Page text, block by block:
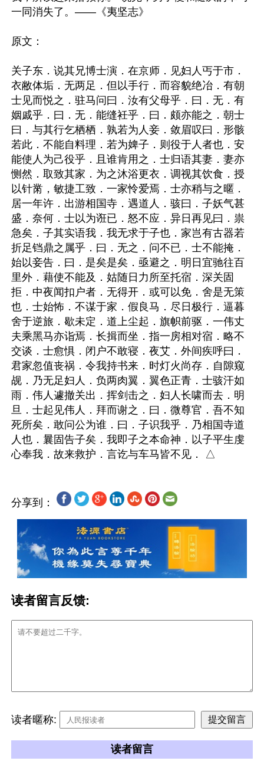
一同消失了。——《夷坚志》
原文：
关子东．说其兄博士演．在京师．见妇人丐于市．
衣敝体垢．无两足．但以手行．而容貌绝冶．有朝
士见而悦之．驻马问曰．汝有父母乎．曰．无．有
姻戚乎．曰．无．能缝衽乎．曰．颇亦能之．朝士
曰．与其行乞栖栖．孰若为人妾．敛眉叹曰．形骸
若此．不能自料理．若为婢子．则役于人者也．安
能使人为己役乎．且谁肯用之．士归语其妻．妻亦
恻然．取致其家．为之沐浴更衣．调视其饮食．授
以针黹，敏捷工致．一家怜爱焉．士亦稍与之暱．
居一年许．出游相国寺．遇道人．骇曰．子妖气甚
盛．奈何．士以为诳已．怒不应．异日再见曰．祟
急矣．子其实语我．我无求于子也．家岂有古器若
折足铛鼎之属乎．曰．无之．问不已．士不能掩．
始以妾告．曰．是矣是矣．亟避之．明日宜驰往百
里外．藉使不能及．姑随日力所至托宿．深关固
拒．中夜闻扣户者．无得开．或可以免．舍是无策
也．士始怖．不谋于家．假良马．尽日极行．逼暮
舍于逆旅．歇未定．道上尘起．旗帜前驱．一伟丈
夫乘黑马亦诣焉．长揖而坐．指一房相对宿．略不
交谈．士愈惧．闭户不敢寝．夜艾．外间疾呼曰．
君家忽值丧祸．令我持书来．时灯火尚存．自隙窥
觇．乃无足妇人．负两肉翼．翼色正青．士骇汗如
雨．伟人遽撤关出．挥剑击之．妇人长啸而去．明
旦．士起见伟人．拜而谢之．曰．微尊官．吾不知
死所矣．敢问公为谁．曰．子识我乎．乃相国寺道
人也．曩固告子矣．我即子之本命神．以子平生虔
分享到：
读者留言反馈:
读者暱称:
读者留言